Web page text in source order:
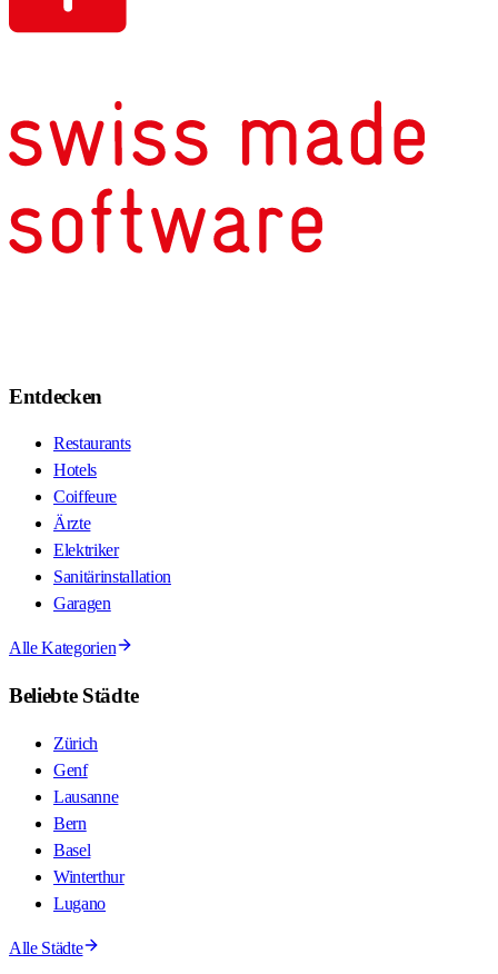
Entdecken
Restaurants
Hotels
Coiffeure
Ärzte
Elektriker
Sanitärinstallation
Garagen
Alle Kategorien
Beliebte Städte
Zürich
Genf
Lausanne
Bern
Basel
Winterthur
Lugano
Alle Städte